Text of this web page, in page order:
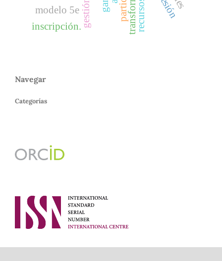
modelo 5e
inscripción.
Navegar
Categorías